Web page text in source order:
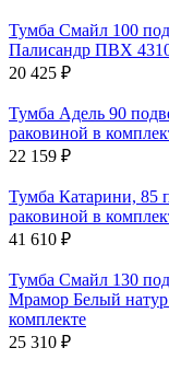
Тумба Смайл 100
Палисандр ПВХ
20 425 ₽
Тумба Адель 90
раковиной в
22 159 ₽
Тумба Катарини, 85
раковиной в
41 610 ₽
Тумба Смайл 130
Мрамор Белый
комплекте
25 310 ₽